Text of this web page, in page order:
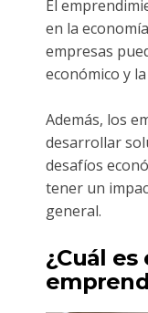
El
en la
empresas
económico y
Además, los
desarrollar
desafíos
tener un
general.
¿Cuál